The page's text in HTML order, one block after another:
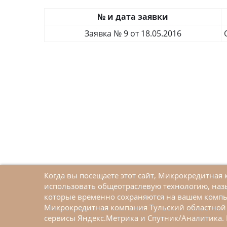
№ и дата заявки
Заявка № 9 от 18.05.2016
Меры поддержки малого и среднего
предпринимательства в рамках
Когда вы посещаете этот сайт,
использовать общеотраслевую технологию,
которые временно сохраняются на вашем
Микрокредитная компания Тульский
сервисы Яндекс.Метрика и Спутник/